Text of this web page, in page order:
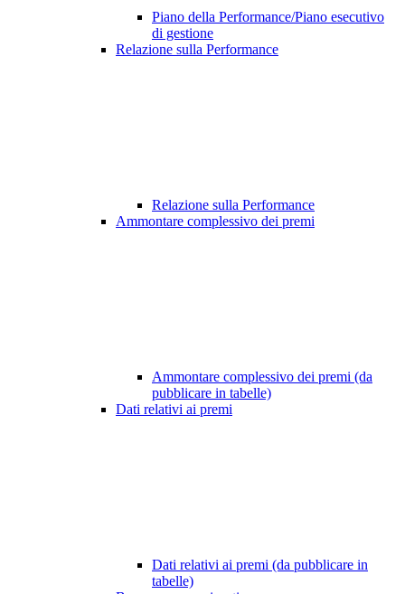
Piano della Performance/Piano esecutivo
di gestione
Relazione sulla Performance
Relazione sulla Performance
Ammontare complessivo dei premi
Ammontare complessivo dei premi (da
pubblicare in tabelle)
Dati relativi ai premi
Dati relativi ai premi (da pubblicare in
tabelle)